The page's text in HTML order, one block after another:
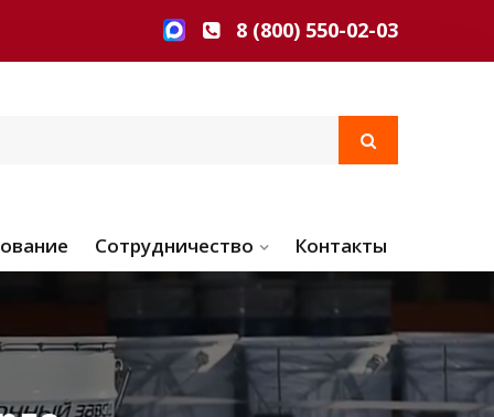
8 (800) 550-02-03
Сотрудничество Контакты